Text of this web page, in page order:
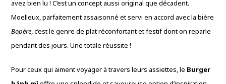
avez bien lu ! C’est un concept aussi original que décadent.
Moelleux,parfaitement assaisonné et servi en accord avec la bière
Bopère,c’est le genre de plat réconfortant et festif dont on reparle
pendant des jours. Une totale réussite !
Pour ceux qui aiment voyager à travers leurs assiettes,le Burger